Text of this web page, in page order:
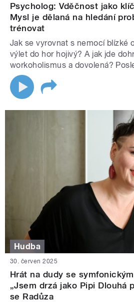
Psycholog: Vděčnost jako
Mysl je dělaná na hledání
trénovat
Jak se vyrovnat s nemocí blízké
výlet do hor hojivý? A jak jde
workoholismus a dovolená?
Hudba
30. červen 2025
Hrát na dudy se
„Jsem drzá jako Pipi Dlouhá
se Radůza